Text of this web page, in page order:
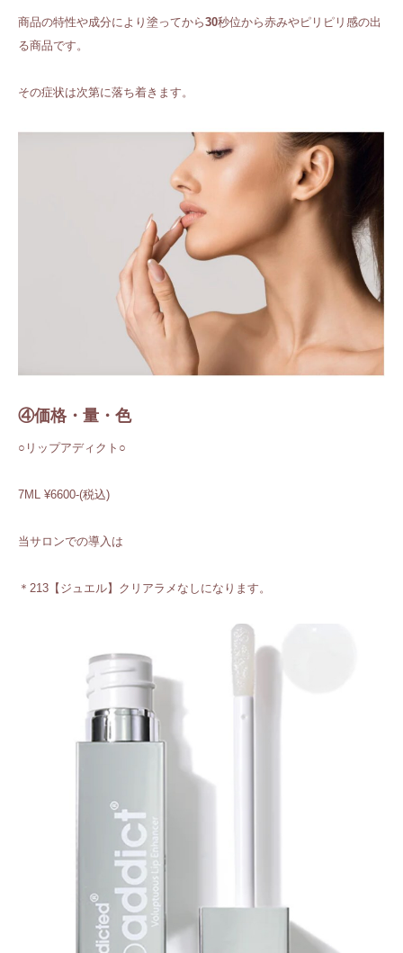
商品の特性や成分により塗ってから30秒位から赤みやピリピリ感の出
る商品です。
その症状は次第に落ち着きます。
④価格・量・色
○リップアディクト○
7ML ¥6600-(税込)
当サロンでの導入は
＊213【ジュエル】クリアラメなしになります。